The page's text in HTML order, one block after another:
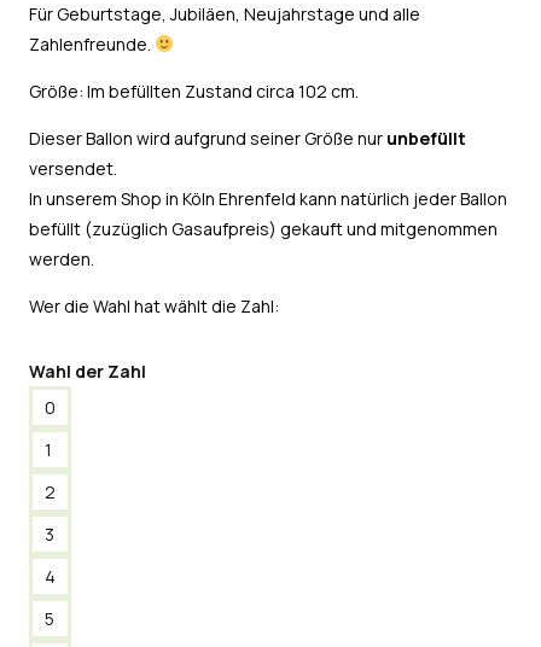
Für Geburtstage, Jubiläen, Neujahrstage und alle
Zahlenfreunde.
Größe: Im befüllten Zustand circa 102 cm.
Dieser Ballon wird aufgrund seiner Größe nur unbefüllt
versendet.
In unserem Shop in Köln Ehrenfeld kann natürlich jeder Ballon
befüllt (zuzüglich Gasaufpreis) gekauft und mitgenommen
werden.
Wer die Wahl hat wählt die Zahl:
Wahl der Zahl
0
1
2
3
4
5